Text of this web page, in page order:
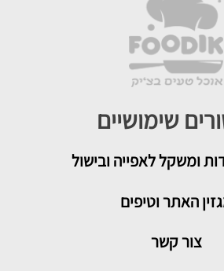
שימושיים
ומשקל לאפייה ובישול
האתר וטיפים
צור קשר